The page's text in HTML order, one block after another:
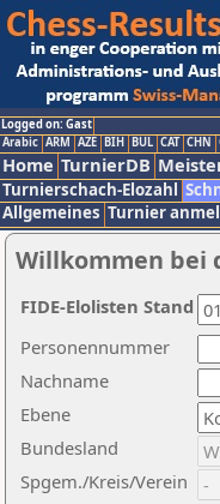
Logged on: Gast
Arabic ARM AZE BIH BUL CAT CHN
Home TurnierDB
Turnierschach-Elozahl
Allgemeines Turnier
Willkommen bei
Nachname
Ebene
Personennummer
Bundesland
Spgem./Kreis/Verein
FIDE-Elolisten Stand